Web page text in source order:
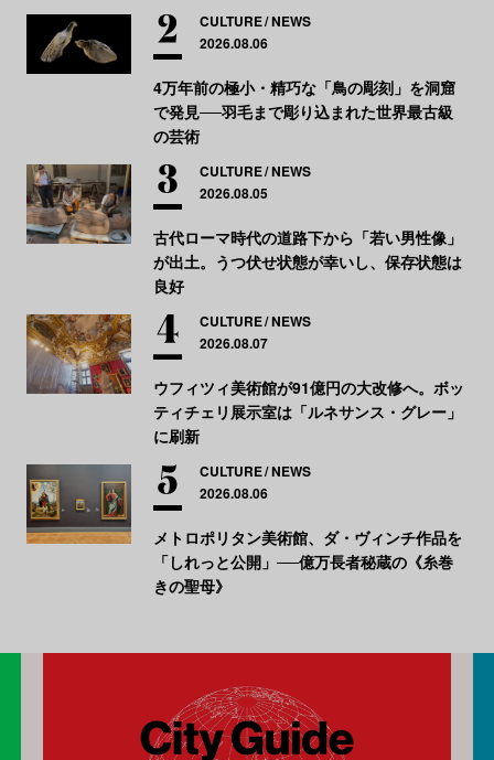
CULTURE NEWS
2026.08.06
4万年前の極小・精巧な「鳥の彫刻」を洞窟
で発見──羽毛まで彫り込まれた世界最古級
の芸術
CULTURE NEWS
2026.08.05
古代ローマ時代の道路下から「若い男性像」
が出土。うつ伏せ状態が幸いし、保存状態は
良好
CULTURE NEWS
2026.08.07
ウフィツィ美術館が91億円の大改修へ。ボッ
ティチェリ展示室は「ルネサンス・グレー」
に刷新
CULTURE NEWS
2026.08.06
メトロポリタン美術館、ダ・ヴィンチ作品を
「しれっと公開」──億万長者秘蔵の《糸巻
きの聖母》